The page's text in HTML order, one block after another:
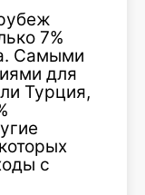
7%
Самыми
для
Турция,
с